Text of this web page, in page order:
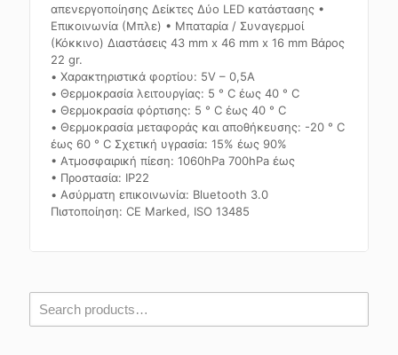
απενεργοποίησης Δείκτες Δύο LED κατάστασης •
Επικοινωνία (Μπλε) • Μπαταρία / Συναγερμοί
(Κόκκινο) Διαστάσεις 43 mm x 46 mm x 16 mm Βάρος
22 gr.
• Χαρακτηριστικά φορτίου: 5V – 0,5A
• Θερμοκρασία λειτουργίας: 5 ° C έως 40 ° C
• Θερμοκρασία φόρτισης: 5 ° C έως 40 ° C
• Θερμοκρασία μεταφοράς και αποθήκευσης: -20 ° C
έως 60 ° C Σχετική υγρασία: 15% έως 90%
• Ατμοσφαιρική πίεση: 1060hPa 700hPa έως
• Προστασία: IP22
• Ασύρματη επικοινωνία: Bluetooth 3.0
Πιστοποίηση: CE Marked, ISO 13485